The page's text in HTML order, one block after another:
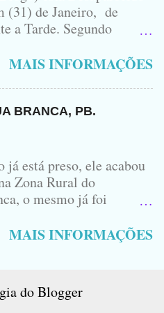
FOTO VOCÊS
QUE TODAS...
(31) de Janeiro, de
a Tarde. Segundo
Karlota, aqui em
você souber de alguma
avisar através deste
tá Desesperada.
MAIS INFORMAÇÕES
BRANCA, PB.
está preso, ele acabou
Zona Rural do
o mesmo já foi
que, o acusado,
uma Bíblia na mão,
o Município de Patos...
MAIS INFORMAÇÕES
do Blogger